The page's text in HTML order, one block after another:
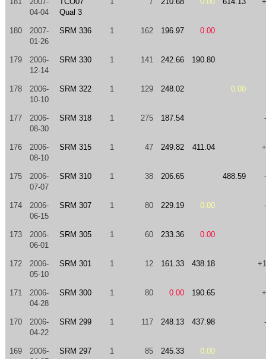
04-04
Qual 3
180
2007-
01-26
SRM 336 1 162 196.97 0.00
179
2006-
12-14
SRM 330 1 141 242.66 190.80
178
2006-
10-10
SRM 322 1 129 248.02 0.00
177
2006-
08-30
SRM 318 1 275 187.54
176
2006-
08-10
SRM 315 1 47 249.82 411.04
175
2006-
07-07
SRM 310 1 38 206.65 488.59
174
2006-
06-15
SRM 307 1 80 229.19 0.00
173
2006-
06-01
SRM 305 1 60 233.36 0.00
172
2006-
05-10
SRM 301 1 12 161.33 438.18
171
2006-
04-28
SRM 300 1 80 0.00 190.65
170
2006-
04-22
SRM 299 1 117 248.13 437.98
169
2006-
SRM 297 1 85 245.33 0.00